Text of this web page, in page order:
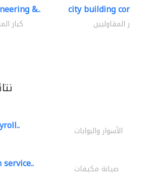
&..
كبار
city building
كبار المقاوليين
الأسوار والبوابات
صيانة مكيفات